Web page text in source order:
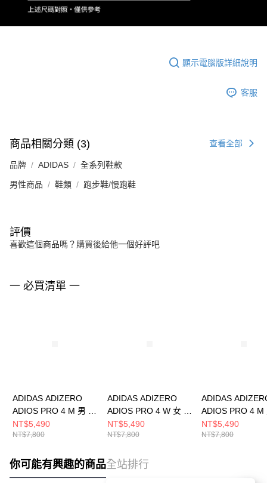
顯示電腦版詳細說明
客服
商品相關分類 (3) 查看全部
品牌 ADIDAS 全系列鞋款
男性商品 鞋類 跑步鞋/慢跑鞋
評價
喜歡這個商品嗎？購買後給他一個好評吧
一 必買清單 一
ADIDAS ADIZERO
ADIOS PRO 4 M 男 跑
步鞋 JP6624
NT$5,490
NT$7,800
ADIDAS ADIZERO
ADIOS PRO 4 W 女 跑
步鞋 JR1243
NT$5,490
NT$7,800
ADIDAS
ADIOS PRO 4 M
步鞋 KI4438
NT$5,490
NT$7,800
你可能有興趣的商品全站排行